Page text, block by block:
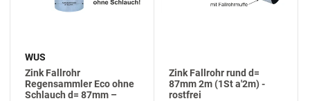
WUS
Zink Fallrohr
Regensammler Eco ohne
Schlauch d= 87mm –
Zink Fallrohr rund d=
87mm 2m (1St a'2m) -
rostfrei